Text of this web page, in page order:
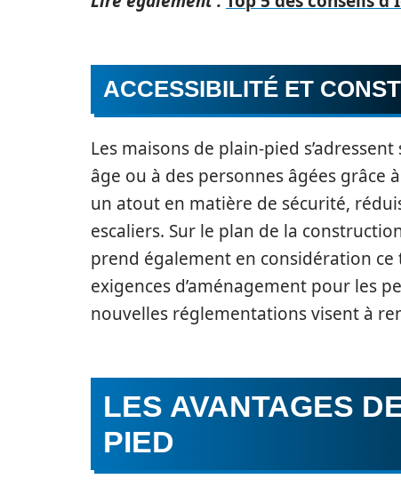
ACCESSIBILITÉ ET
Les maisons de plain-pied
âge ou à des personnes âgées grâce
un atout en matière de sécurité,
escaliers. Sur le plan de la
prend également en considération ce
exigences d’aménagement pour les
nouvelles réglementations visent à
LES AVANTAGES
PIED